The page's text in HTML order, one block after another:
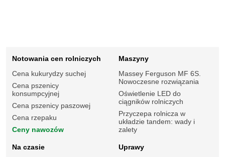
Notowania cen rolniczych
Cena kukurydzy suchej
Cena pszenicy
konsumpcyjnej
Cena pszenicy paszowej
Cena rzepaku
Ceny nawozów
Maszyny
Massey Ferguson MF 6S.
Nowoczesne rozwiązania
Oświetlenie LED do
ciągników rolniczych
Przyczepa rolnicza w
układzie tandem: wady i
zalety
Na czasie
Uprawy